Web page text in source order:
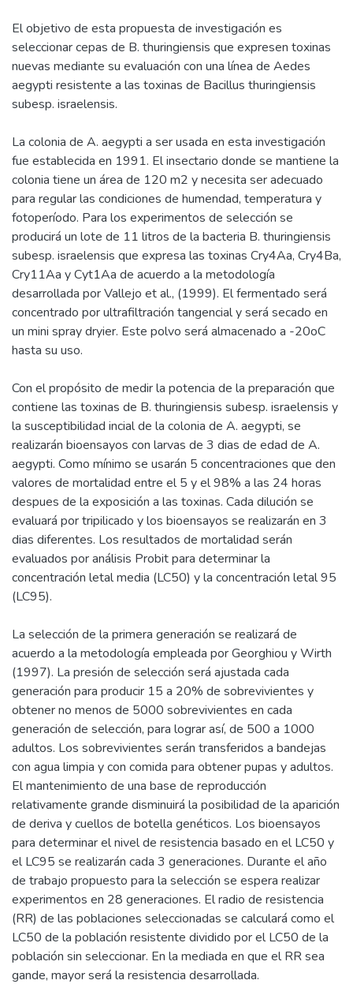
El objetivo de esta propuesta de investigación es
seleccionar cepas de B. thuringiensis que expresen toxinas
nuevas mediante su evaluación con una línea de Aedes
aegypti resistente a las toxinas de Bacillus thuringiensis
subesp. israelensis.
La colonia de A. aegypti a ser usada en esta investigación
fue establecida en 1991. El insectario donde se mantiene la
colonia tiene un área de 120 m2 y necesita ser adecuado
para regular las condiciones de humendad, temperatura y
fotoperíodo. Para los experimentos de selección se
producirá un lote de 11 litros de la bacteria B. thuringiensis
subesp. israelensis que expresa las toxinas Cry4Aa, Cry4Ba,
Cry11Aa y Cyt1Aa de acuerdo a la metodología
desarrollada por Vallejo et al., (1999). El fermentado será
concentrado por ultrafiltración tangencial y será secado en
un mini spray dryier. Este polvo será almacenado a -20oC
hasta su uso.
Con el propósito de medir la potencia de la preparación que
contiene las toxinas de B. thuringiensis subesp. israelensis y
la susceptibilidad incial de la colonia de A. aegypti, se
realizarán bioensayos con larvas de 3 dias de edad de A.
aegypti. Como mínimo se usarán 5 concentraciones que den
valores de mortalidad entre el 5 y el 98% a las 24 horas
despues de la exposición a las toxinas. Cada dilución se
evaluará por tripilicado y los bioensayos se realizarán en 3
dias diferentes. Los resultados de mortalidad serán
evaluados por análisis Probit para determinar la
concentración letal media (LC50) y la concentración letal 95
(LC95).
La selección de la primera generación se realizará de
acuerdo a la metodología empleada por Georghiou y Wirth
(1997). La presión de selección será ajustada cada
generación para producir 15 a 20% de sobrevivientes y
obtener no menos de 5000 sobrevivientes en cada
generación de selección, para lograr así, de 500 a 1000
adultos. Los sobrevivientes serán transferidos a bandejas
con agua limpia y con comida para obtener pupas y adultos.
El mantenimiento de una base de reproducción
relativamente grande disminuirá la posibilidad de la aparición
de deriva y cuellos de botella genéticos. Los bioensayos
para determinar el nivel de resistencia basado en el LC50 y
el LC95 se realizarán cada 3 generaciones. Durante el año
de trabajo propuesto para la selección se espera realizar
experimentos en 28 generaciones. El radio de resistencia
(RR) de las poblaciones seleccionadas se calculará como el
LC50 de la población resistente dividido por el LC50 de la
población sin seleccionar. En la mediada en que el RR sea
gande, mayor será la resistencia desarrollada.